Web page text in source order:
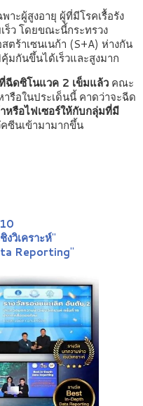
าะผู้สูงอายุ ผู้ที่มีโรคเรื้อรัง
ร็ว โดยขณะนี้กระทรวง
ร้าเซนเนก้า (S+A) ห่างกัน
มกันขึ้นได้เร็วและสูงมาก
ฉีดซิโนแวค 2 เข็มแล้ว คณะ
รือในประเด็นนี้ คาดว่าจะฉีด
หรือไฟเซอร์ให้กับกลุ่มที่มี
ซีนเข้ามามากขึ้น
งวิเคราะห์"
Reporting"